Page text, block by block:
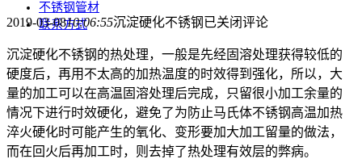
不锈钢管材
联系方式
2019-03-0810:06:55沉淀硬化不锈钢已关闭评论
沉淀硬化不锈钢的热处理，一般是先经固溶处理获得较低的
硬度后，再用不太高的加热温度的时效得到强化，所以，大
量的加工可以在高温固溶处理后完成，只留很小加工余量的
情况下进行时效硬化，避免了为防止马氏体不锈钢高温加热
淬火硬化时可能产生的氧化、变形要加大加工留量的做法，
而在回火后再加工时，则去掉了热处理有效层的弊病。